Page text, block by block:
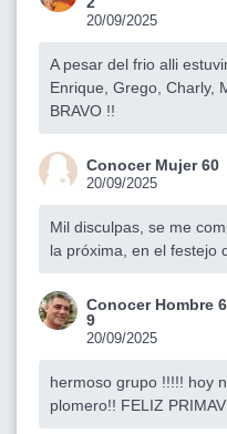
20/09/2025
A pesar del frio alli
Enrique, Grego, Charly,
BRAVO !!
Conocer Mujer 60
20/09/2025
Mil disculpas, se me
la próxima, en el festejo
Conocer Hombre 6
9
20/09/2025
hermoso grupo !!!!! hoy
plomero!! FELIZ